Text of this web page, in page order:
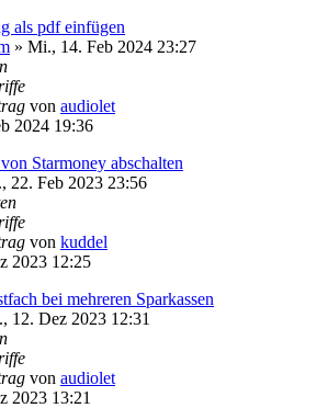
als pdf einfügen
» Mi., 14. Feb 2024 23:27
von audiolet
2024 19:36
Starmoney abschalten
22. Feb 2023 23:56
von kuddel
2023 12:25
bei mehreren Sparkassen
12. Dez 2023 12:31
von audiolet
2023 13:21